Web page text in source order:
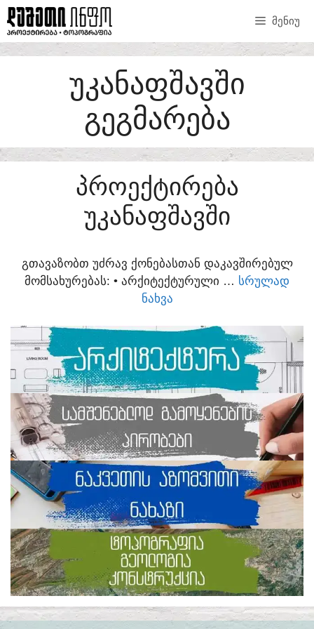
SKIP
TO
CONTENT
ᲛᲔᲜᲘᲣ
ᲣᲙᲐᲜᲐᲤᲨᲐᲕᲨᲘ
ᲒᲔᲒᲛᲐᲠᲔᲑᲐ
ᲞᲠᲝᲔᲥᲢᲘᲠᲔᲑᲐ
ᲣᲙᲐᲜᲐᲤᲨᲐᲕᲨᲘ
ᲒᲗᲐᲕᲐᲖᲝᲑᲗ ᲣᲫᲠᲐᲕ ᲥᲝᲜᲔᲑᲐᲡᲗᲐᲜ ᲓᲐᲙᲐᲕᲨᲘᲠᲔᲑᲣᲚ
ᲛᲝᲛᲡᲐᲮᲣᲠᲔᲑᲐᲡ:​ • ᲐᲠᲥᲘᲢᲔᲥᲢᲣᲠᲣᲚᲘ … ᲡᲠᲣᲚᲐᲓ
ᲜᲐᲮᲕᲐ